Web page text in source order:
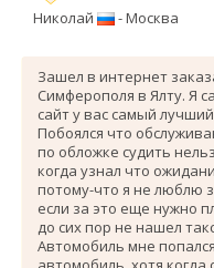
Николай - Москва
Зашел в интернет
Симферополя в Ялту. Я
сайт у вас самый
Побоялся что
по обложке судить
когда узнал что
потому-что я не люблю
если за это еще нужно
до сих пор не нашел
Автомобиль мне